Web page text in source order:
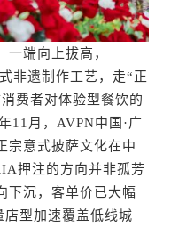
端向上拔高，
非遗制作工艺，走“正
费者对体验型餐饮的
11月，AVPN中国·广
宗意式披萨文化在中
押注的方向并非孤芳
下沉，客单价已大幅
型加速覆盖低线城